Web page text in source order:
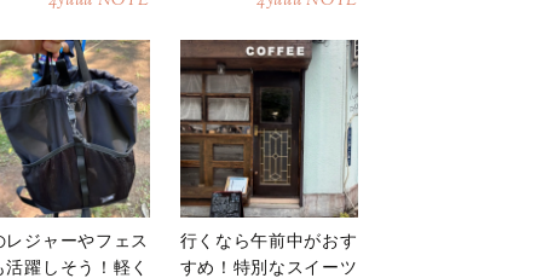
レジャーやフェス
活躍しそう！軽く
行くなら午前中がおす
すめ！特別なスイーツ